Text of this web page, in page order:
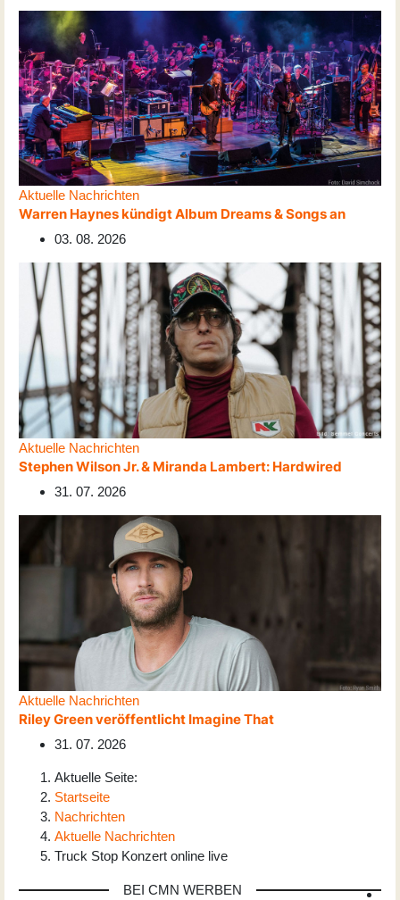
Aktuelle Nachrichten
Warren Haynes kündigt Album Dreams & Songs an
03. 08. 2026
Aktuelle Nachrichten
Stephen Wilson Jr. & Miranda Lambert: Hardwired
31. 07. 2026
Aktuelle Nachrichten
Riley Green veröffentlicht Imagine That
31. 07. 2026
Aktuelle Seite:
Startseite
Nachrichten
Aktuelle Nachrichten
Truck Stop Konzert online live
BEI CMN WERBEN